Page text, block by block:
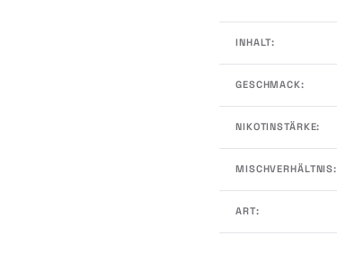
INHALT:
GESCHMACK:
NIKOTINSTÄRKE:
MISCHVERHÄLTNIS:
ART: